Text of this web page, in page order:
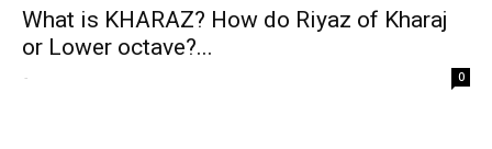
What is KHARAZ? How do Riyaz of Kharaj
or Lower octave?...
- 0